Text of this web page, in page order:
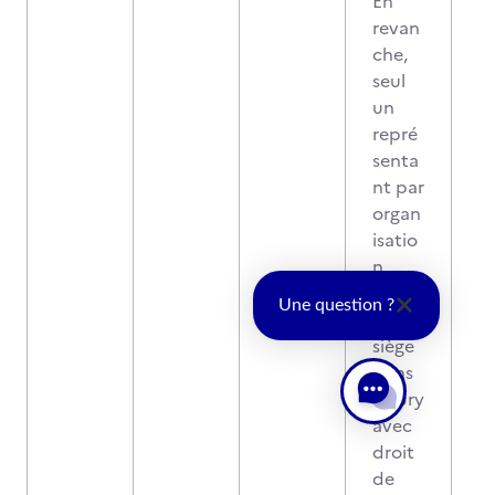
revan
che,
seul
un
repré
senta
nt par
organ
isatio
n
syndi
cale
siège
dans
le jury
avec
droit
de
Une question ?